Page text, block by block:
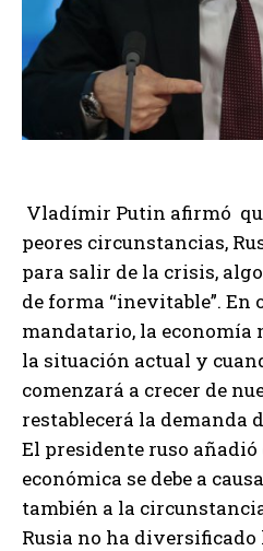
Vladímir Putin afirmó
peores circunstancias,
para salir de la crisis,
de forma “inevitable”. En
mandatario, la economía
la situación actual y
comenzará a crecer de
restablecerá la demanda
El presidente ruso
económica se debe a
también a la
Rusia no ha diversificado